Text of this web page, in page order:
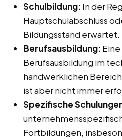
Schulbildung: In der
Hauptschulabschluss
Bildungsstand erwartet.
Berufsausbildung:
Berufsausbildung im
handwerklichen
ist aber nicht immer
Spezifische
Fortbildungen,